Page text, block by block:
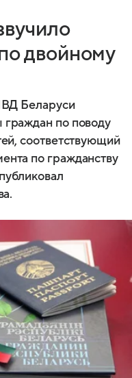
двойному
Беларуси
по поводу
соответствующий
по гражданству